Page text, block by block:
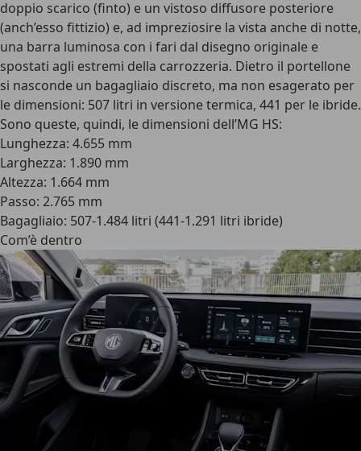
doppio scarico (finto) e un vistoso diffusore posteriore
(anch’esso fittizio) e, ad impreziosire la vista anche di notte,
una barra luminosa con i fari dal disegno originale e
spostati agli estremi della carrozzeria. Dietro il portellone
si nasconde un bagagliaio discreto, ma non esagerato per
le dimensioni: 507 litri in versione termica, 441 per le ibride.
Sono queste, quindi, le dimensioni dell’MG HS:
Lunghezza: 4.655 mm
Larghezza: 1.890 mm
Altezza: 1.664 mm
Passo: 2.765 mm
Bagagliaio: 507-1.484 litri (441-1.291 litri ibride)
Com’è dentro